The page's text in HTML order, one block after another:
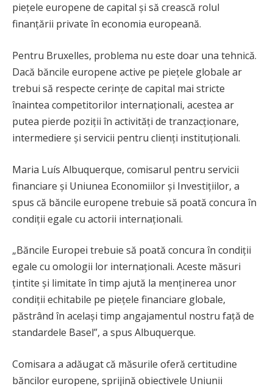
piețele europene de capital și să crească rolul
finanțării private în economia europeană.
Pentru Bruxelles, problema nu este doar una tehnică.
Dacă băncile europene active pe piețele globale ar
trebui să respecte cerințe de capital mai stricte
înaintea competitorilor internaționali, acestea ar
putea pierde poziții în activități de tranzacționare,
intermediere și servicii pentru clienți instituționali.
Maria Luís Albuquerque, comisarul pentru servicii
financiare și Uniunea Economiilor și Investițiilor, a
spus că băncile europene trebuie să poată concura în
condiții egale cu actorii internaționali.
„Băncile Europei trebuie să poată concura în condiții
egale cu omologii lor internaționali. Aceste măsuri
țintite și limitate în timp ajută la menținerea unor
condiții echitabile pe piețele financiare globale,
păstrând în același timp angajamentul nostru față de
standardele Basel”, a spus Albuquerque.
Comisara a adăugat că măsurile oferă certitudine
băncilor europene, sprijină obiectivele Uniunii